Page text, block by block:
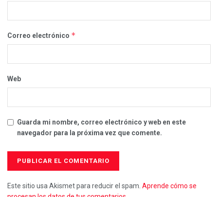
Correo electrónico *
Web
Guarda mi nombre, correo electrónico y web en este
navegador para la próxima vez que comente.
Este sitio usa Akismet para reducir el spam. Aprende cómo se